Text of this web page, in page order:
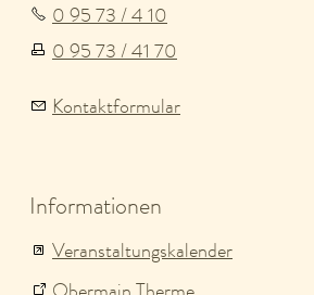
0 95 73 / 4 10
0 95 73 / 41 70
Kontaktformular
Informationen
Veranstaltungskalender